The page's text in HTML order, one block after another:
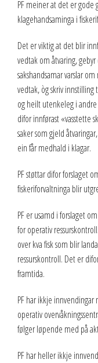
PF meiner at det er gode
klagehandsaminga i
Det er viktig at det blir
vedtak om åtvaring,
sakshandsamar varslar
vedtak, òg skriv
og heilt utenkeleg i
difor innførast «vasstette
saker som gjeld
ein får medhald i klagar.
PF støttar difor forslaget
fiskeriforvaltninga blir
PF er usamd i forslaget
for operativ
over kva fisk som blir
ressurskontroll. Det er
framtida.
PF har ikkje
operativ
følger løpende med på
PF har heller ikkje